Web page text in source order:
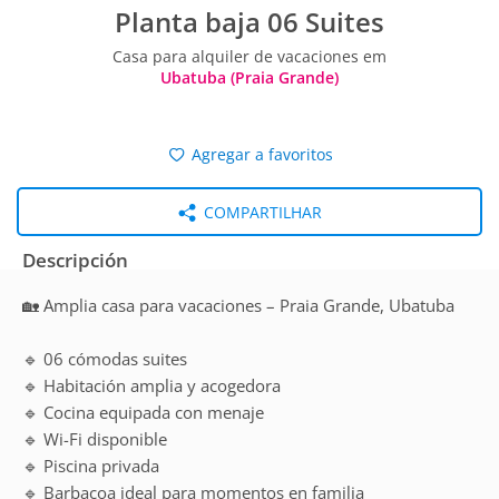
Planta baja 06 Suites
Casa para alquiler de vacaciones em
Ubatuba (Praia Grande)
Agregar a favoritos
COMPARTILHAR
Descripción
🏡 Amplia casa para vacaciones – Praia Grande, Ubatuba
🔹 06 cómodas suites
🔹 Habitación amplia y acogedora
🔹 Cocina equipada con menaje
🔹 Wi-Fi disponible
🔹 Piscina privada
🔹 Barbacoa ideal para momentos en familia